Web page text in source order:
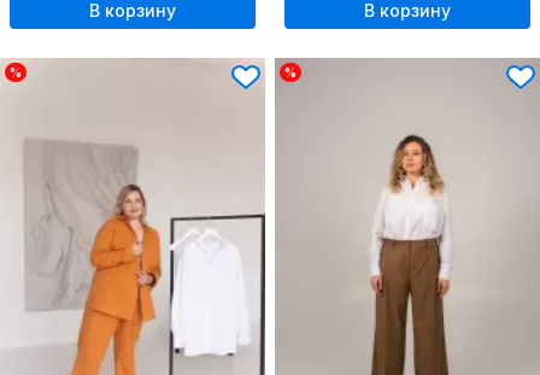
В корзину В корзину
% %